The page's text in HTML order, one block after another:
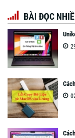
BÀI ĐỌC